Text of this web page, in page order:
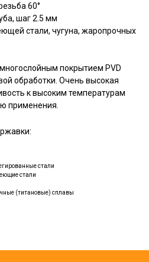
60°
шаг 2.5 мм
стали, чугуна, жаропрочных
покрытием PVD
обработки. Очень высокая
к высоким температурам
применения.
стали
стали
(титановые) сплавы